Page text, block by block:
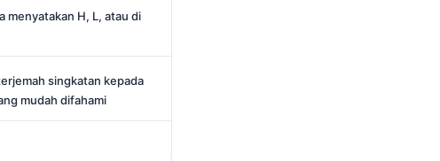
menyatakan H, L, atau di
singkatan kepada
mudah difahami